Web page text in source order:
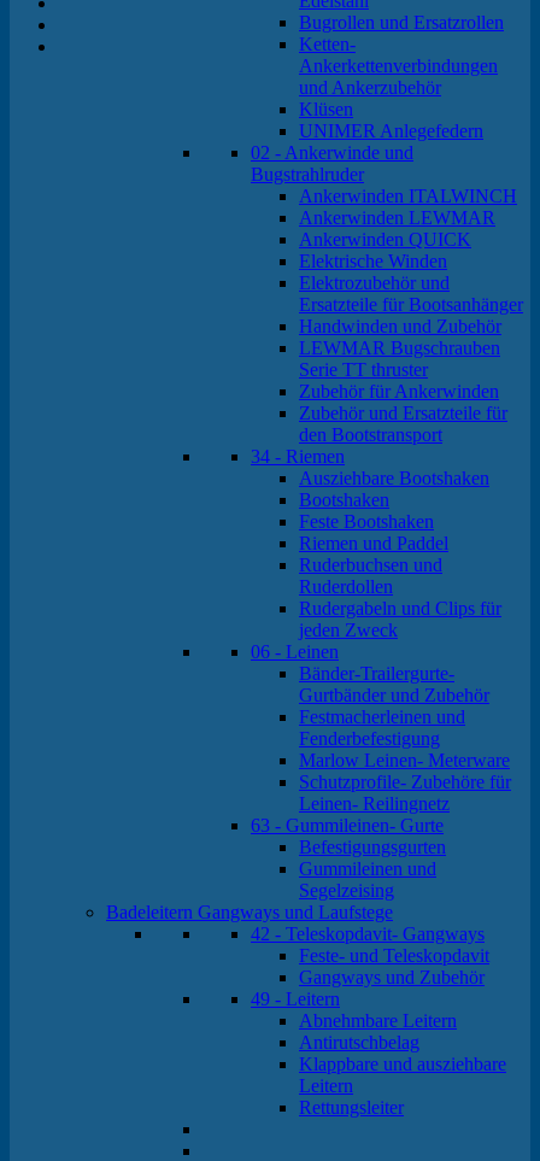
Bugrollen und Ersatzrollen
Ketten-
Ankerkettenverbindungen
und Ankerzubehör
Klüsen
UNIMER Anlegefedern
02 - Ankerwinde und
Bugstrahlruder
Ankerwinden ITALWINCH
Ankerwinden LEWMAR
Ankerwinden QUICK
Elektrische Winden
Elektrozubehör und
Ersatzteile für Bootsanhänger
Handwinden und Zubehör
LEWMAR Bugschrauben
Serie TT thruster
Zubehör für Ankerwinden
Zubehör und Ersatzteile für
den Bootstransport
34 - Riemen
Ausziehbare Bootshaken
Bootshaken
Feste Bootshaken
Riemen und Paddel
Ruderbuchsen und
Ruderdollen
Rudergabeln und Clips für
jeden Zweck
06 - Leinen
Bänder-Trailergurte-
Gurtbänder und Zubehör
Festmacherleinen und
Fenderbefestigung
Marlow Leinen- Meterware
Schutzprofile- Zubehöre für
Leinen- Reilingnetz
63 - Gummileinen- Gurte
Befestigungsgurten
Gummileinen und
Segelzeising
Badeleitern Gangways und Laufstege
42 - Teleskopdavit- Gangways
Feste- und Teleskopdavit
Gangways und Zubehör
49 - Leitern
Abnehmbare Leitern
Antirutschbelag
Klappbare und ausziehbare
Leitern
Rettungsleiter